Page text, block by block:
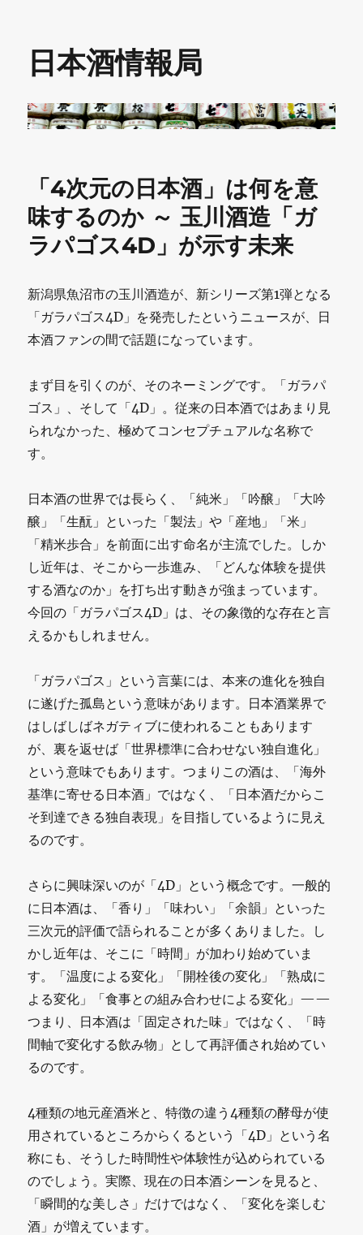
日本酒情報局
「4次元の日本酒」は何を意
味するのか ～ 玉川酒造「ガ
ラパゴス4D」が示す未来
新潟県魚沼市の玉川酒造が、新シリーズ第1弾となる
「ガラパゴス4D」を発売したというニュースが、日
本酒ファンの間で話題になっています。
まず目を引くのが、そのネーミングです。「ガラパ
ゴス」、そして「4D」。従来の日本酒ではあまり見
られなかった、極めてコンセプチュアルな名称で
す。
日本酒の世界では長らく、「純米」「吟醸」「大吟
醸」「生酛」といった「製法」や「産地」「米」
「精米歩合」を前面に出す命名が主流でした。しか
し近年は、そこから一歩進み、「どんな体験を提供
する酒なのか」を打ち出す動きが強まっています。
今回の「ガラパゴス4D」は、その象徴的な存在と言
えるかもしれません。
「ガラパゴス」という言葉には、本来の進化を独自
に遂げた孤島という意味があります。日本酒業界で
はしばしばネガティブに使われることもあります
が、裏を返せば「世界標準に合わせない独自進化」
という意味でもあります。つまりこの酒は、「海外
基準に寄せる日本酒」ではなく、「日本酒だからこ
そ到達できる独自表現」を目指しているように見え
るのです。
さらに興味深いのが「4D」という概念です。一般的
に日本酒は、「香り」「味わい」「余韻」といった
三次元的評価で語られることが多くありました。し
かし近年は、そこに「時間」が加わり始めていま
す。「温度による変化」「開栓後の変化」「熟成に
よる変化」「食事との組み合わせによる変化」——
つまり、日本酒は「固定された味」ではなく、「時
間軸で変化する飲み物」として再評価され始めてい
るのです。
4種類の地元産酒米と、特徴の違う4種類の酵母が使
用されているところからくるという「4D」という名
称にも、そうした時間性や体験性が込められている
のでしょう。実際、現在の日本酒シーンを見ると、
「瞬間的な美しさ」だけではなく、「変化を楽しむ
酒」が増えています。